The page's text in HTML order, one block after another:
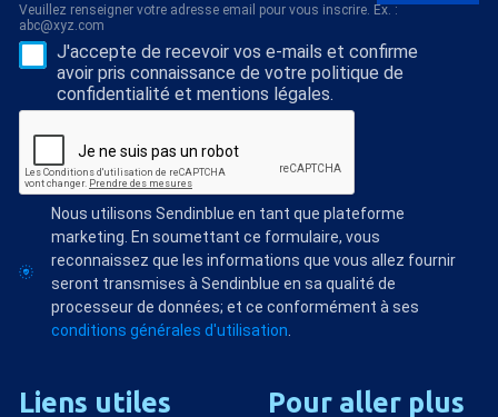
Veuillez renseigner votre adresse email pour vous inscrire. Ex. :
abc@xyz.com
J'accepte de recevoir vos e-mails et confirme
avoir pris connaissance de votre politique de
confidentialité et mentions légales.
Nous utilisons Sendinblue en tant que plateforme
marketing. En soumettant ce formulaire, vous
reconnaissez que les informations que vous allez fournir
seront transmises à Sendinblue en sa qualité de
processeur de données; et ce conformément à ses
conditions générales d'utilisation
Liens utiles Pour aller plus